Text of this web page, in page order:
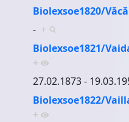
Biolexsoe1820/
- +
Biolexsoe1821/
+
27.02.1873 -
Biolexsoe1822/
+